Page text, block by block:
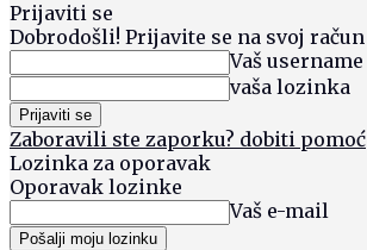
Prijaviti se
Dobrodošli! Prijavite se na svoj račun
Vaš username
vaša lozinka
Zaboravili ste zaporku? dobiti pomoć
Lozinka za oporavak
Oporavak lozinke
Vaš e-mail